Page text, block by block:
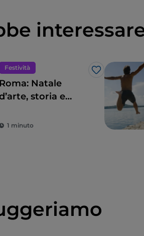
Festività
Like
Roma: Natale
storia e
1 minuto